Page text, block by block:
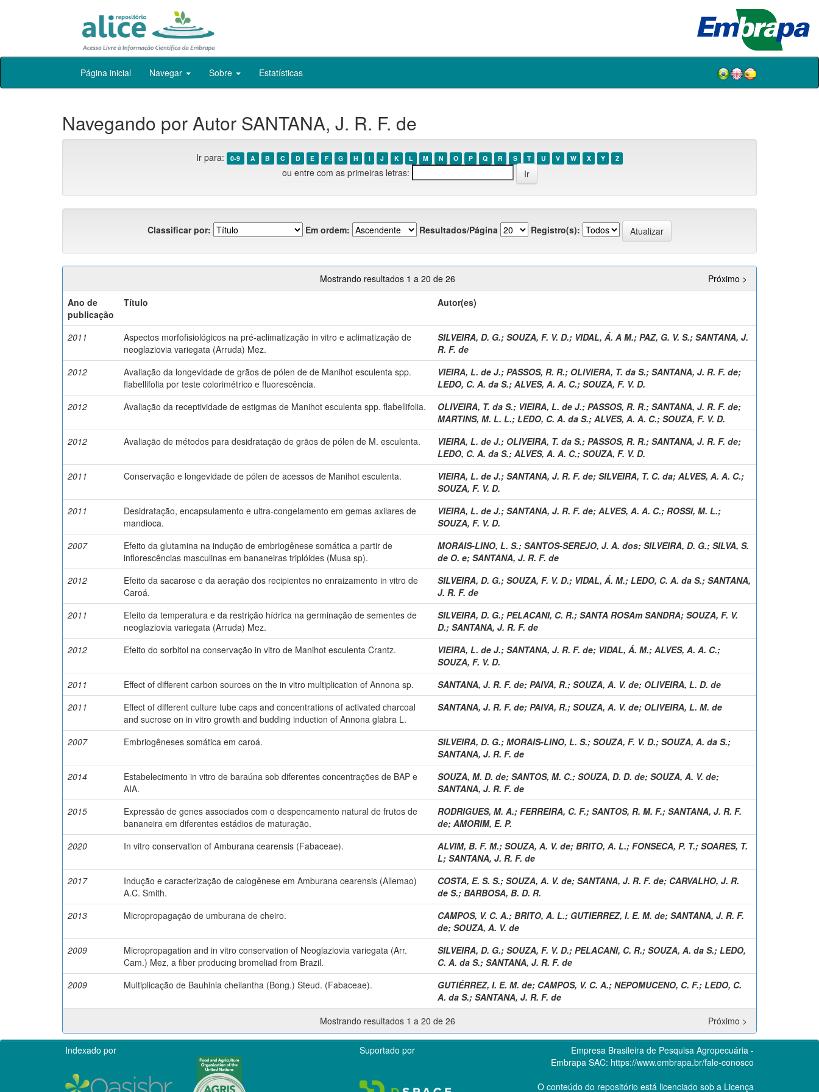
Skip
Página inicial Navegar Sobre Estatísticas
Navegando por Autor SANTANA, J. R. F. de
Ir para: 0-9 A B C D E F G H I J K L M N O P Q R S T U V W X Y Z
ou entre com as primeiras letras:
Classificar por: Em ordem: Resultados/Página Registro(s):
Mostrando resultados 1 a 20 de 26
Próximo >
Ano de
publicação
Título Autor(es)
2011
Aspectos morfofisiológicos na pré-aclimatização in vitro e aclimatização de
neoglaziovia variegata (Arruda) Mez.
SILVEIRA, D. G.; SOUZA, F. V. D.; VIDAL, Á. A M.; PAZ, G. V. S.; SANTANA, J.
R. F. de
2012
Avaliação da longevidade de grãos de pólen de de Manihot esculenta spp.
flabellifolia por teste colorimétrico e fluorescência.
VIEIRA, L. de J.; PASSOS, R. R.; OLIVIERA, T. da S.; SANTANA, J. R. F. de;
LEDO, C. A. da S.; ALVES, A. A. C.; SOUZA, F. V. D.
2012
Avaliação da receptividade de estigmas de Manihot esculenta spp. flabellifolia. OLIVEIRA, T. da S.; VIEIRA, L. de J.; PASSOS, R. R.; SANTANA, J. R. F. de;
MARTINS, M. L. L.; LEDO, C. A. da S.; ALVES, A. A. C.; SOUZA, F. V. D.
2012
Avaliação de métodos para desidratação de grãos de pólen de M. esculenta. VIEIRA, L. de J.; OLIVEIRA, T. da S.; PASSOS, R. R.; SANTANA, J. R. F. de;
LEDO, C. A. da S.; ALVES, A. A. C.; SOUZA, F. V. D.
2011
Conservação e longevidade de pólen de acessos de Manihot esculenta. VIEIRA, L. de J.; SANTANA, J. R. F. de; SILVEIRA, T. C. da; ALVES, A. A. C.;
SOUZA, F. V. D.
2011
Desidratação, encapsulamento e ultra-congelamento em gemas axilares de
mandioca.
VIEIRA, L. de J.; SANTANA, J. R. F. de; ALVES, A. A. C.; ROSSI, M. L.;
SOUZA, F. V. D.
2007
Efeito da glutamina na indução de embriogênese somática a partir de
inflorescências masculinas em bananeiras triplóides (Musa sp).
MORAIS-LINO, L. S.; SANTOS-SEREJO, J. A. dos; SILVEIRA, D. G.; SILVA, S.
de O. e; SANTANA, J. R. F. de
2012
Efeito da sacarose e da aeração dos recipientes no enraizamento in vitro de
Caroá.
SILVEIRA, D. G.; SOUZA, F. V. D.; VIDAL, Á. M.; LEDO, C. A. da S.; SANTANA,
J. R. F. de
2011
Efeito da temperatura e da restrição hídrica na germinação de sementes de
neoglaziovia variegata (Arruda) Mez.
SILVEIRA, D. G.; PELACANI, C. R.; SANTA ROSAm SANDRA; SOUZA, F. V.
D.; SANTANA, J. R. F. de
2012
Efeito do sorbitol na conservação in vitro de Manihot esculenta Crantz. VIEIRA, L. de J.; SANTANA, J. R. F. de; VIDAL, Á. M.; ALVES, A. A. C.;
SOUZA, F. V. D.
2011
Effect of different carbon sources on the in vitro multiplication of Annona sp. SANTANA, J. R. F. de; PAIVA, R.; SOUZA, A. V. de; OLIVEIRA, L. D. de
2011
Effect of different culture tube caps and concentrations of activated charcoal
and sucrose on in vitro growth and budding induction of Annona glabra L.
SANTANA, J. R. F. de; PAIVA, R.; SOUZA, A. V. de; OLIVEIRA, L. M. de
2007 Embriogêneses somática em caroá. SILVEIRA, D. G.; MORAIS-LINO, L. S.; SOUZA, F. V. D.; SOUZA, A. da S.;
SANTANA, J. R. F. de
2014
Estabelecimento in vitro de baraúna sob diferentes concentrações de BAP e
AIA.
SOUZA, M. D. de; SANTOS, M. C.; SOUZA, D. D. de; SOUZA, A. V. de;
SANTANA, J. R. F. de
2015
Expressão de genes associados com o despencamento natural de frutos de
bananeira em diferentes estádios de maturação.
RODRIGUES, M. A.; FERREIRA, C. F.; SANTOS, R. M. F.; SANTANA, J. R. F.
de; AMORIM, E. P.
2020
In vitro conservation of Amburana cearensis (Fabaceae). ALVIM, B. F. M.; SOUZA, A. V. de; BRITO, A. L.; FONSECA, P. T.; SOARES, T.
L; SANTANA, J. R. F. de
2017
Indução e caracterização de calogênese em Amburana cearensis (Allemao)
A.C. Smith.
COSTA, E. S. S.; SOUZA, A. V. de; SANTANA, J. R. F. de; CARVALHO, J. R.
de S.; BARBOSA, B. D. R.
2013
Micropropagação de umburana de cheiro. CAMPOS, V. C. A.; BRITO, A. L.; GUTIERREZ, I. E. M. de; SANTANA, J. R. F.
de; SOUZA, A. V. de
2009
Micropropagation and in vitro conservation of Neoglaziovia variegata (Arr.
Cam.) Mez, a fiber producing bromeliad from Brazil.
SILVEIRA, D. G.; SOUZA, F. V. D.; PELACANI, C. R.; SOUZA, A. da S.; LEDO,
C. A. da S.; SANTANA, J. R. F. de
2009
Multiplicação de Bauhinia cheilantha (Bong.) Steud. (Fabaceae). GUTIÉRREZ, I. E. M. de; CAMPOS, V. C. A.; NEPOMUCENO, C. F.; LEDO, C.
A. da S.; SANTANA, J. R. F. de
Mostrando resultados 1 a 20 de 26
Próximo >
Indexado por Suportado por
Empresa Brasileira de Pesquisa Agropecuária -
Embrapa SAC: https://www.embrapa.br/fale-conosco
O conteúdo do repositório está licenciado sob a Licença